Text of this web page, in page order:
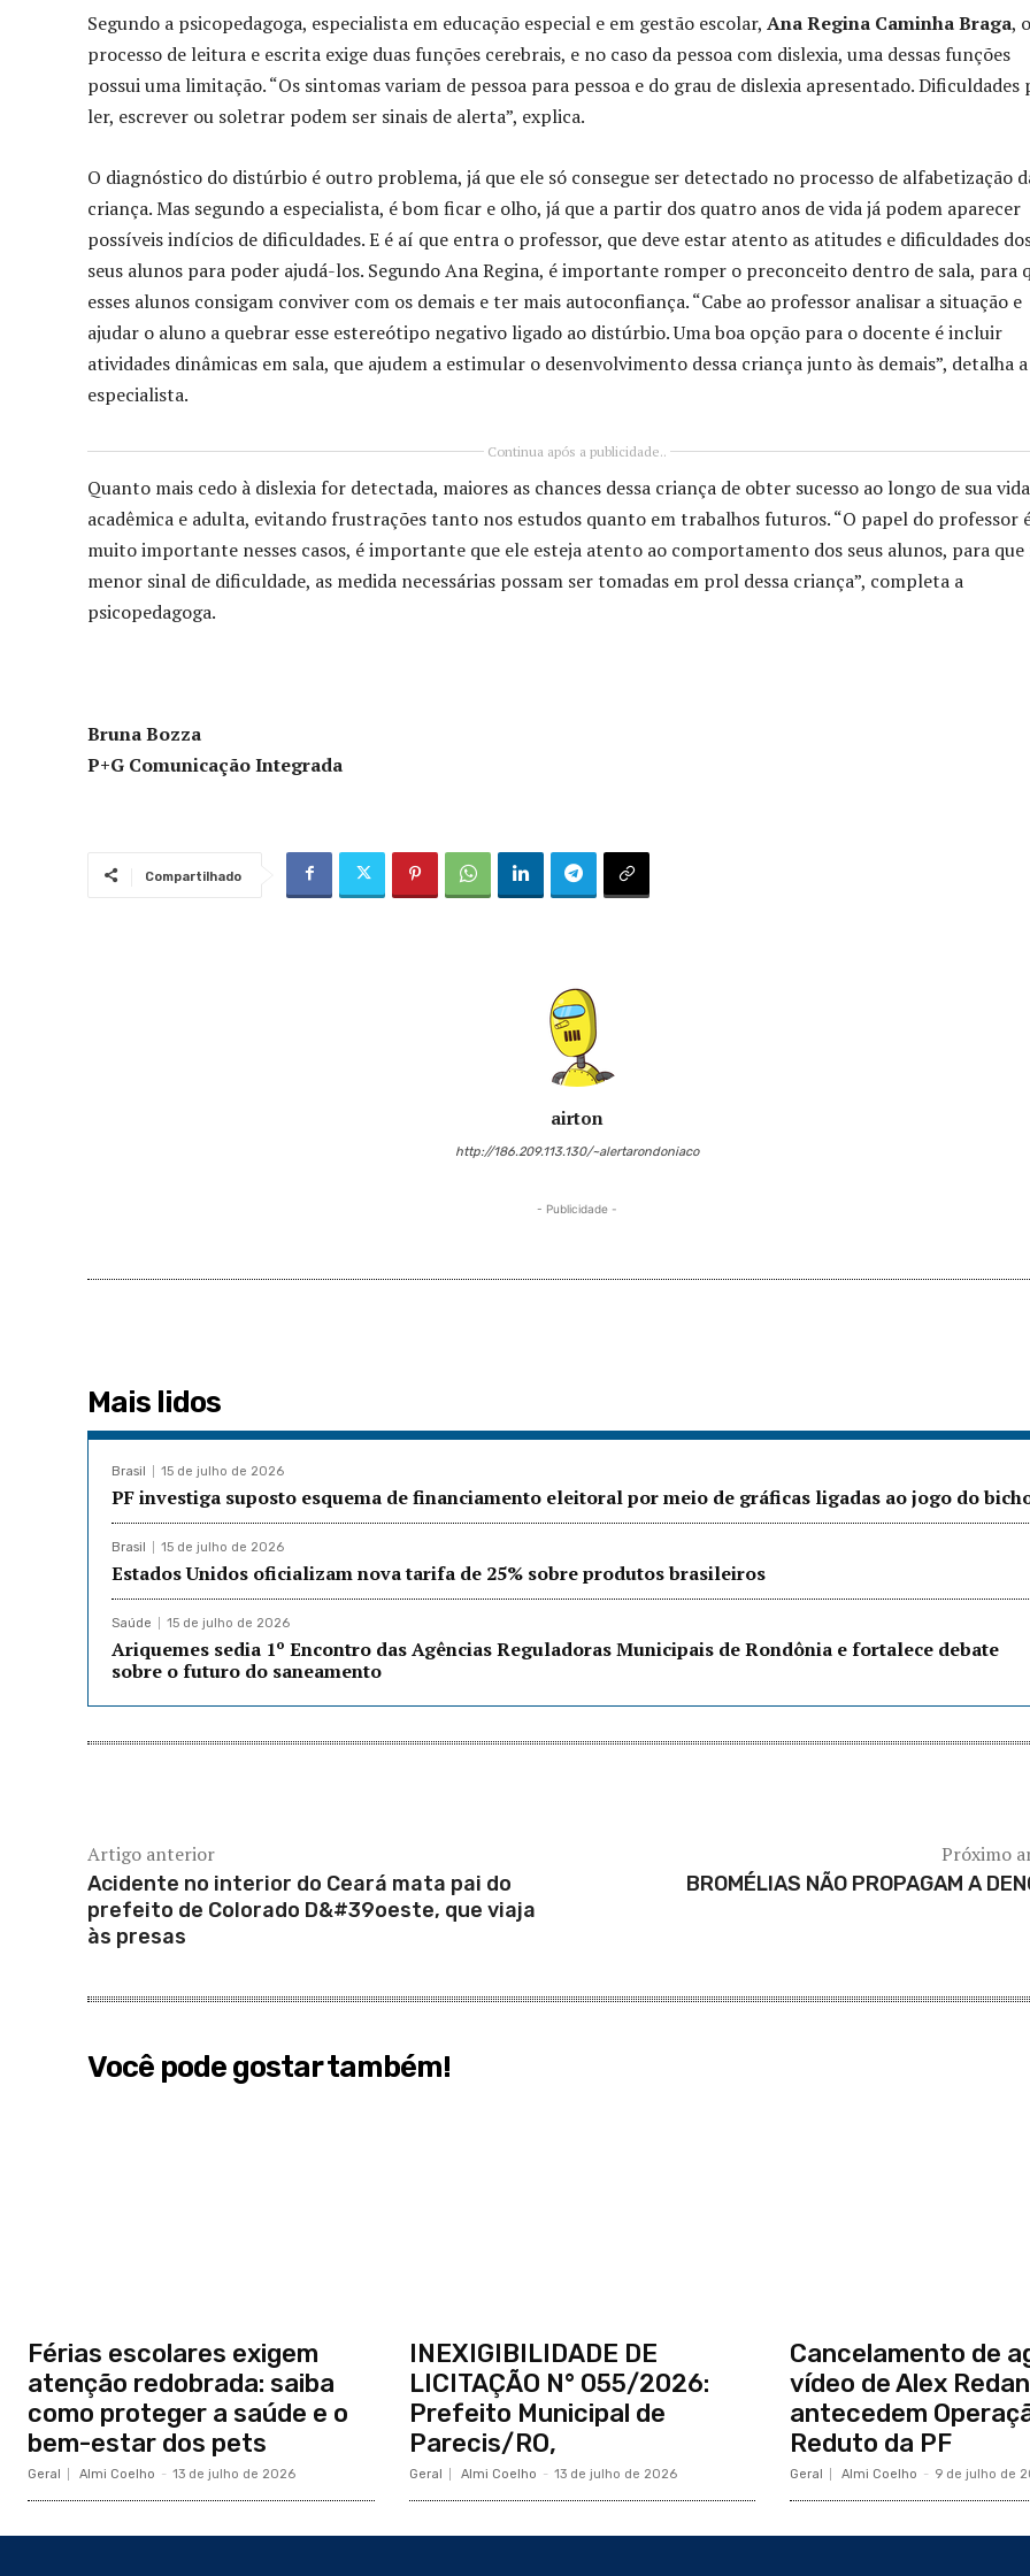
Segundo a psicopedagoga, especialista em educação especial e em gestão escolar, Ana Regina Caminha Braga, o
processo de leitura e escrita exige duas funções cerebrais, e no caso da pessoa com dislexia, uma dessas funções
possui uma limitação. “Os sintomas variam de pessoa para pessoa e do grau de dislexia apresentado. Dificuldades
ler, escrever ou soletrar podem ser sinais de alerta”, explica.
O diagnóstico do distúrbio é outro problema, já que ele só consegue ser detectado no processo de alfabetização
criança. Mas segundo a especialista, é bom ficar e olho, já que a partir dos quatro anos de vida já podem aparecer
possíveis indícios de dificuldades. E é aí que entra o professor, que deve estar atento as atitudes e dificuldades
seus alunos para poder ajudá-los. Segundo Ana Regina, é importante romper o preconceito dentro de sala, para
esses alunos consigam conviver com os demais e ter mais autoconfiança. “Cabe ao professor analisar a situação e
ajudar o aluno a quebrar esse estereótipo negativo ligado ao distúrbio. Uma boa opção para o docente é incluir
atividades dinâmicas em sala, que ajudem a estimular o desenvolvimento dessa criança junto às demais”, detalha a
especialista.
Continua após a publicidade..
Quanto mais cedo à dislexia for detectada, maiores as chances dessa criança de obter sucesso ao longo de sua vida
acadêmica e adulta, evitando frustrações tanto nos estudos quanto em trabalhos futuros. “O papel do professor
muito importante nesses casos, é importante que ele esteja atento ao comportamento dos seus alunos, para que
menor sinal de dificuldade, as medida necessárias possam ser tomadas em prol dessa criança”, completa a
psicopedagoga.
Bruna Bozza
P+G Comunicação Integrada
Compartilhado
airton
http://186.209.113.130/~alertarondoniaco
- Publicidade -
Mais lidos
Brasil 15 de julho de 2026
PF investiga suposto esquema de financiamento eleitoral por meio de gráficas ligadas ao jogo do
Brasil 15 de julho de 2026
Estados Unidos oficializam nova tarifa de 25% sobre produtos brasileiros
Saúde 15 de julho de 2026
Ariquemes sedia 1º Encontro das Agências Reguladoras Municipais de Rondônia e fortalece debate
sobre o futuro do saneamento
Artigo anterior
Acidente no interior do Ceará mata pai do
prefeito de Colorado D&#39oeste, que viaja
às presas
Próximo
BROMÉLIAS NÃO PROPAGAM A
Você pode gostar também!
Férias escolares exigem
atenção redobrada: saiba
como proteger a saúde e o
bem-estar dos pets
Geral Almi Coelho - 13 de julho de 2026
INEXIGIBILIDADE DE
LICITAÇÃO N° 055/2026:
Prefeito Municipal de
Parecis/RO,
Geral Almi Coelho - 13 de julho de 2026
Cancelamento de
vídeo de Alex
antecedem
Reduto da PF
Geral Almi Coelho - 9 de julho de